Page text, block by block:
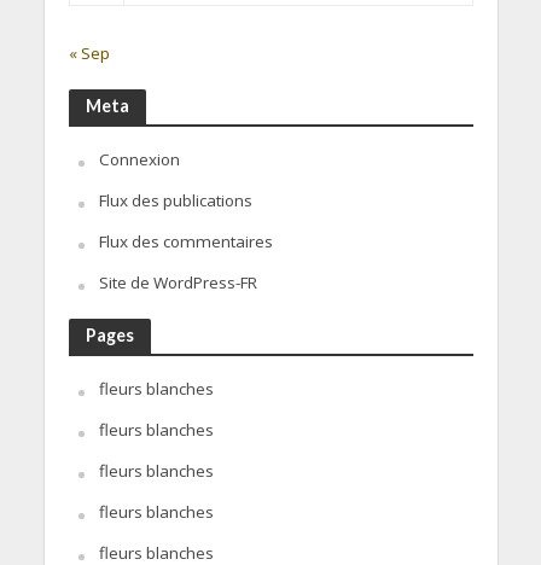
« Sep
Meta
Connexion
Flux des publications
Flux des commentaires
Site de WordPress-FR
Pages
fleurs blanches
fleurs blanches
fleurs blanches
fleurs blanches
fleurs blanches